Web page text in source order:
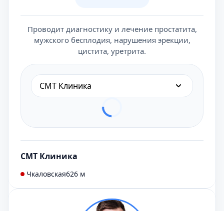
Проводит диагностику и лечение простатита,
мужского бесплодия, нарушения эрекции,
цистита, уретрита.
СМТ Клиника
СМТ Клиника
Чкаловская626 м